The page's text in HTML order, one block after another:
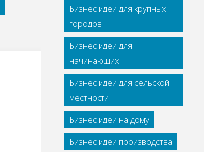
Бизнес идеи для крупных
городов
Бизнес идеи для
начинающих
Бизнес идеи для сельской
местности
Бизнес идеи на дому
Бизнес идеи производства